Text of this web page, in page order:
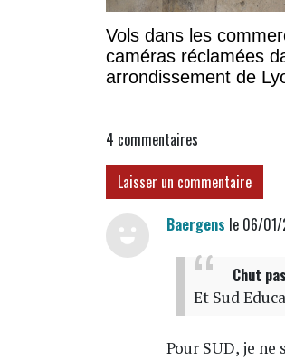
Vols dans les
caméras réclamées
arrondissement de
4 commentaires
Laisser un commentaire
Baergens le 06/01/
Chut
Et Sud
Pour SUD, je